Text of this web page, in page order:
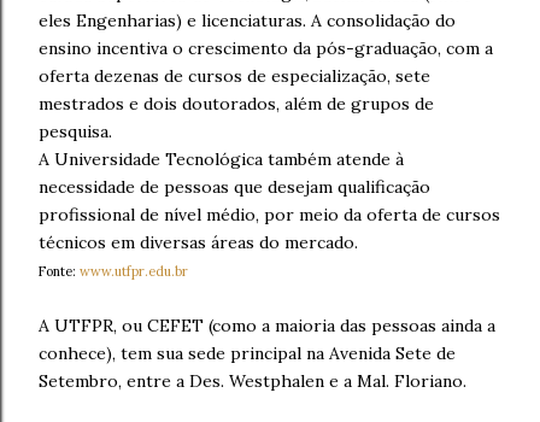
eles Engenharias) e licenciaturas. A consolidação do
ensino incentiva o crescimento da pós-graduação, com a
oferta dezenas de cursos de especialização, sete
mestrados e dois doutorados, além de grupos de
pesquisa.
A Universidade Tecnológica também atende à
necessidade de pessoas que desejam qualificação
profissional de nível médio, por meio da oferta de cursos
técnicos em diversas áreas do mercado.
Fonte: www.utfpr.edu.br
A UTFPR, ou CEFET (como a maioria das pessoas ainda a
conhece), tem sua sede principal na Avenida Sete de
Setembro, entre a Des. Westphalen e a Mal. Floriano.